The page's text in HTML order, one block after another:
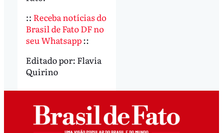
:: Receba notícias do
Brasil de Fato DF no
seu Whatsapp::
Editado por: Flavia
Quirino